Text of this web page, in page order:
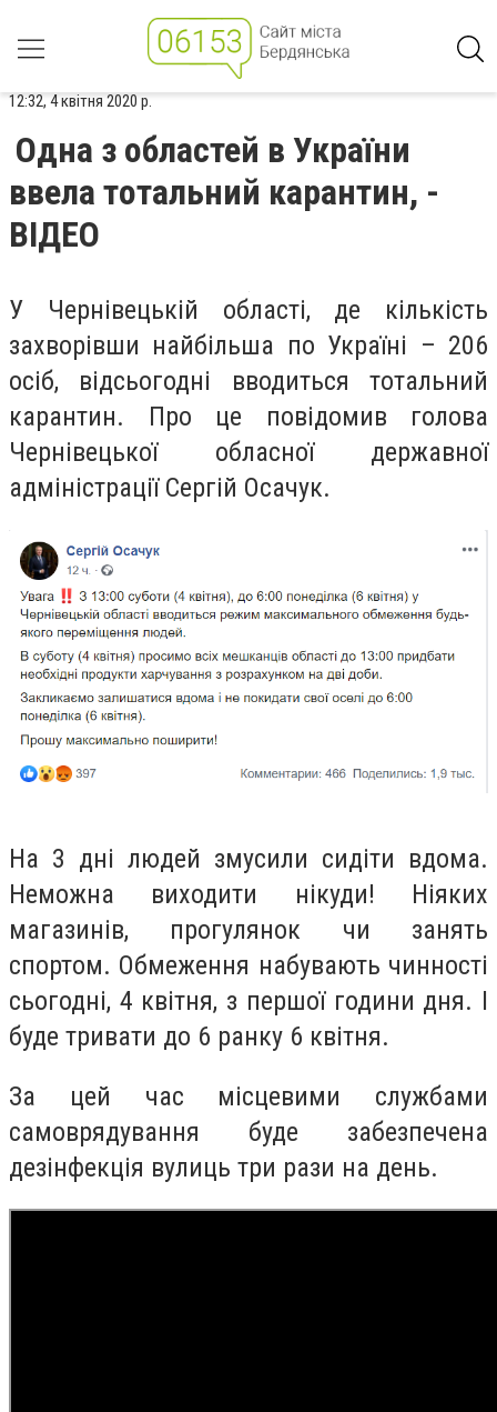
12:32, 4 квітня 2020 р.
Одна з областей в України
ввела тотальний карантин, -
ВІДЕО
У Чернівецькій області, де кількість
захворівши найбільша по Україні – 206
осіб, відсьогодні вводиться тотальний
карантин. Про це повідомив голова
Чернівецької обласної державної
адміністрації Сергій Осачук.
На 3 дні людей змусили сидіти вдома.
Неможна виходити нікуди! Ніяких
магазинів, прогулянок чи занять
спортом. Обмеження набувають чинності
сьогодні, 4 квітня, з першої години дня. І
буде тривати до 6 ранку 6 квітня.
За цей час місцевими службами
самоврядування буде забезпечена
дезінфекція вулиць три рази на день.